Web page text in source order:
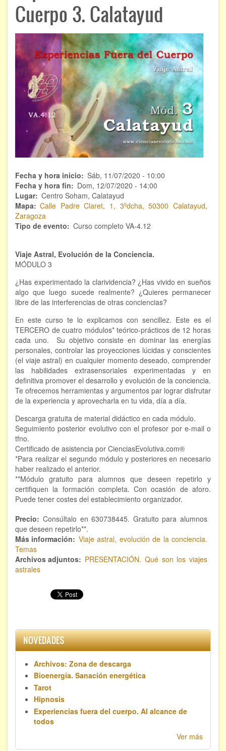
ÁREAS DE CONOCIMIENTO
Chamanismo
Flores de Bach
Hipnosis
Los cristales de cuarzo
Radiestesia
Runas
Tarot
Viaje astral
EVENTOS
Viaje Astral, Evolución de la conciencia
Bioenergía Cuántica Evolutiva
Limpieza de las energías - - Próximamente TALLER
PRÁCTICO
NOTICIAS Y ENTREVISTAS
TERAPIAS
Aura y energías. Limpieza
Sincroinducción. Entrenamiento mental
Hipnosis clínica
Hipnosis proyectiva
Hipnosis regresiva
Bioenergía. Sanación energética
DESCARGAS
Cuerpo 3. Calatayud
Fecha y hora inicio
Sáb, 11/07/2020 - 10:00
Fecha y hora fin
Dom, 12/07/2020 - 14:00
Lugar Centro Soham, Calatayud
Mapa
Calle Padre Claret, 1, 3ºdcha, 50300 Calatayud,
Zaragoza
Tipo de evento
Curso completo VA-4.12
Viaje Astral, Evolución de la Conciencia.
MÓDULO 3
¿Has experimentado la clarividencia? ¿Has vivido en sueños
algo que luego sucede realmente? ¿Quieres permanecer
libre de las interferencias de otras conciencias?
En este curso te lo explicamos con sencillez. Este es el
TERCERO de cuatro módulos* teórico-prácticos de 12 horas
cada uno. Su objetivo consiste en dominar las energías
personales, controlar las proyecciones lúcidas y conscientes
(el viaje astral) en cualquier momento deseado, comprender
las habilidades extrasensoriales experimentadas y en
definitiva promover el desarrollo y evolución de la conciencia.
Te ofrecemos herramientas y argumentos par lograr disfrutar
de la experiencia y aprovecharla en tu vida, día a día.
Descarga gratuita de material didáctico en cada módulo.
Seguimiento posterior evolutivo con el profesor por e-mail o
tfno.
Certificado de asistencia por CienciasEvolutiva.com®
*Para realizar el segundo módulo y posteriores en necesario
haber realizado el anterior.
**Módulo gratuito para alumnos que deseen repetirlo y
certifiquen la formación completa. Con ocasión de aforo.
Puede tener costes del establecimiento organizador.
Precio
Consúltalo en 630738445. Gratuito para alumnos
que deseen repetirlo**.
Más información
Viaje astral, evolución de la conciencia.
Temas
Archivos adjuntos
PRESENTACIÓN. Qué son los viajes
astrales
NOVEDADES
Archivos: Zona de descarga
Bioenergía. Sanación energética
Tarot
Hipnosis
Experiencias fuera del cuerpo. Al alcance de
todos
Ver más